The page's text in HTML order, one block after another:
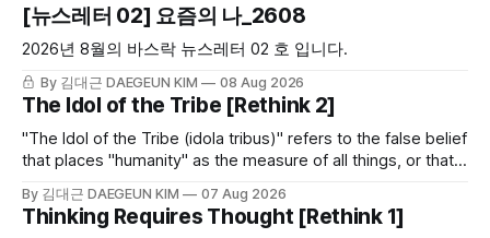
[뉴스레터 02] 요즘의 나_2608
2026년 8월의 바스락 뉴스레터 02 호 입니다.
By 김대근 DAEGEUN KIM 08 Aug 2026
The Idol of the Tribe [Rethink 2]
"The Idol of the Tribe (idola tribus)" refers to the false belief
that places "humanity" as the measure of all things, or that
at the first of the four idols proposed by Bacon, the 16th–
17th century English philosopher and scientist.
By 김대근 DAEGEUN KIM 07 Aug 2026
Thinking Requires Thought [Rethink 1]